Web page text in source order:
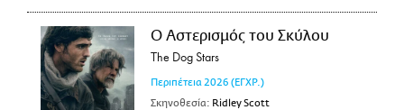
Ο Αστερισμός του Σκύλου
The Dog Stars
Περιπέτεια 2026 (ΕΓΧΡ.)
Σκηνοθεσία: Ridley Scott